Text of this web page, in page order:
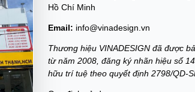
Hồ Chí Minh
Email: info@vinadesign.vn
Thương hiệu VINADESIGN đã được
từ năm 2008, đăng ký nhãn hiệu số
hữu trí tuệ theo quyết định 2798/QD-